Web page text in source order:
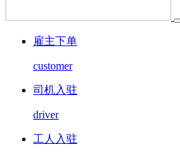
雇主下单
customer
司机入驻
driver
工人入驻